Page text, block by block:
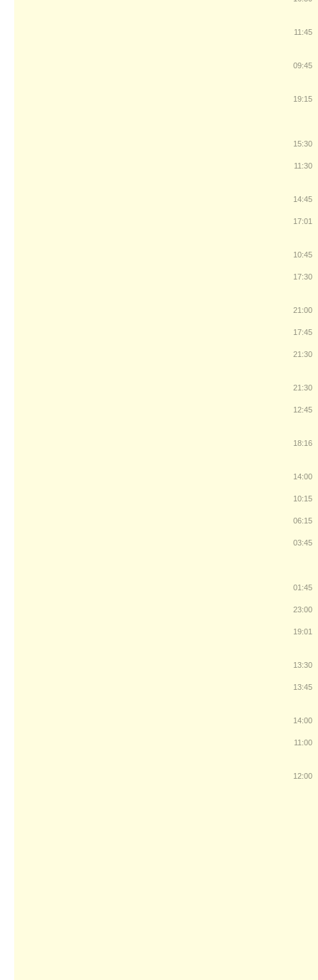
11:45
09:45
19:15
15:30
11:30
14:45
17:01
10:45
17:30
21:00
17:45
21:30
21:30
12:45
18:16
14:00
10:15
06:15
03:45
01:45
23:00
19:01
13:30
13:45
14:00
11:00
12:00